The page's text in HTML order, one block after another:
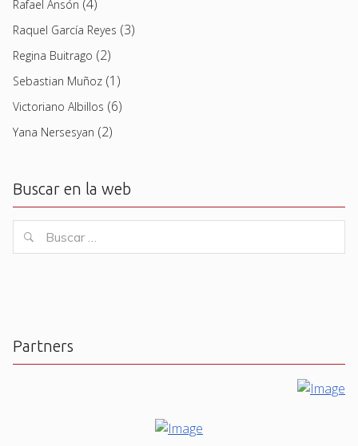
Rafael Ansón (4)
Raquel García Reyes (3)
Regina Buitrago (2)
Sebastian Muñoz (1)
Victoriano Albillos (6)
Yana Nersesyan (2)
Buscar en la web
for:
Buscar
Partners